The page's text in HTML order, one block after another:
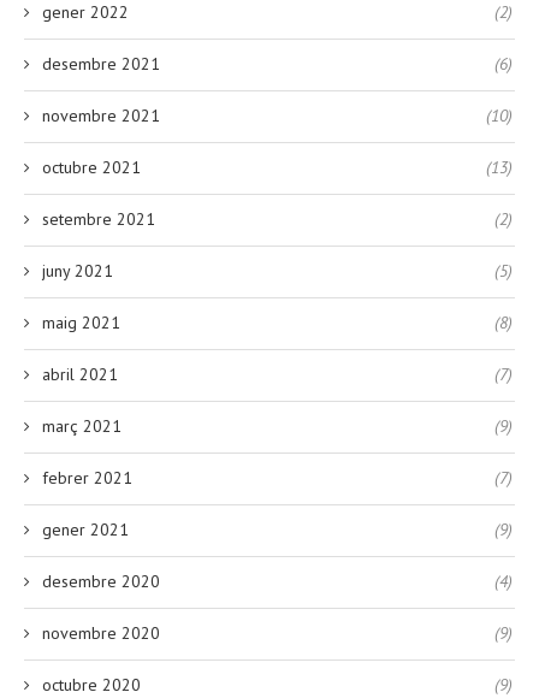
gener 2022 (2)
desembre 2021 (6)
novembre 2021 (10)
octubre 2021 (13)
setembre 2021 (2)
juny 2021 (5)
maig 2021 (8)
abril 2021 (7)
març 2021 (9)
febrer 2021 (7)
gener 2021 (9)
desembre 2020 (4)
novembre 2020 (9)
octubre 2020 (9)